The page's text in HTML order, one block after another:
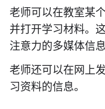
老师可以在教室某
并打开学习材料。
注意力的多媒体信息
老师还可以在网上
习资料的信息。